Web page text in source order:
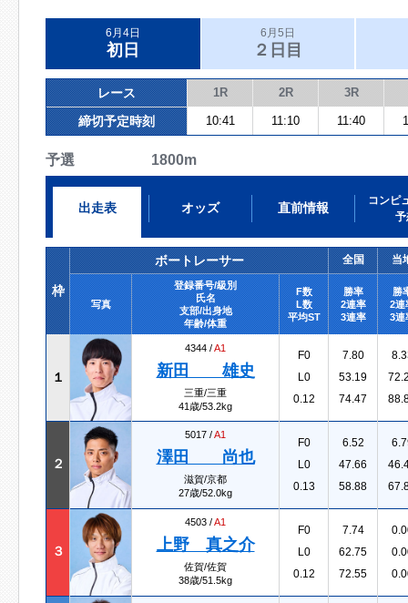
6月4日
初日
6月5日
２日目
レース 1R 2R 3R
締切予定時刻 10:41 11:10 11:40
予選 1800m
出走表 オッズ 直前情報
コンピ
予
枠
ボートレーサー 全国 当
写真
登録番号/級別
氏名
支部/出身地
年齢/体重
F数
L数
平均ST
勝率
2連率
3連率
勝
2連
3連
１
4344 /A1
新田 雄史
三重/三重
41歳/53.2kg
F0
L0
0.12
7.80
53.19
74.47
２
5017 /A1
澤田 尚也
滋賀/京都
27歳/52.0kg
F0
L0
0.13
6.52
47.66
58.88
３
4503 /A1
上野 真之介
佐賀/佐賀
38歳/51.5kg
F0
L0
0.12
7.74
62.75
72.55